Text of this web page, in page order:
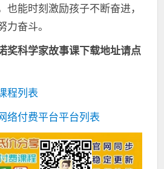
也能时刻激励孩子不断奋进，
奋斗。
奖科学家故事课下载地址请点
程列表
络付费平台平台列表